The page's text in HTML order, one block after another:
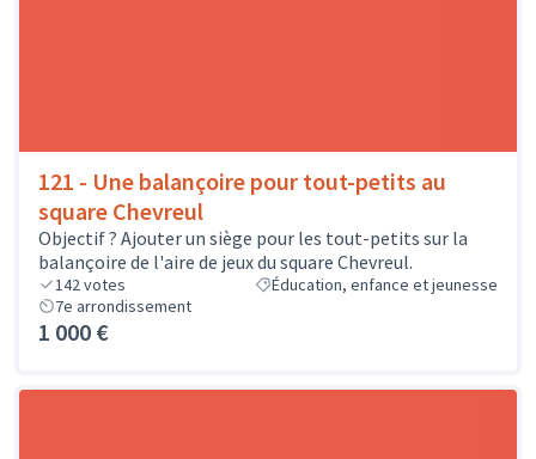
121 - Une balançoire pour tout-petits au
square Chevreul
Objectif ? Ajouter un siège pour les tout-petits sur la
balançoire de l'aire de jeux du square Chevreul.
142votes
Éducation, enfance et jeunesse
7e arrondissement
1 000 €